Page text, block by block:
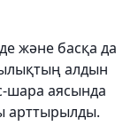
және басқа да
алдын
шара аясында
арттырылды.